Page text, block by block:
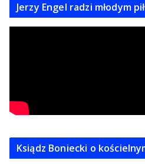
Jerzy Engel radzi młodym
Ksiądz Boniecki o